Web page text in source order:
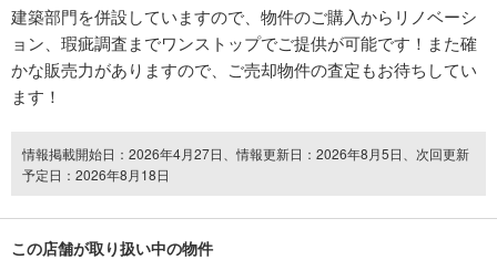
建築部門を併設していますので、物件のご購入からリノベーシ
ョン、瑕疵調査までワンストップでご提供が可能です！また確
かな販売力がありますので、ご売却物件の査定もお待ちしてい
ます！
情報掲載開始日：2026年4月27日、情報更新日：2026年8月5日、次回更新
予定日：2026年8月18日
この店舗が取り扱い中の物件